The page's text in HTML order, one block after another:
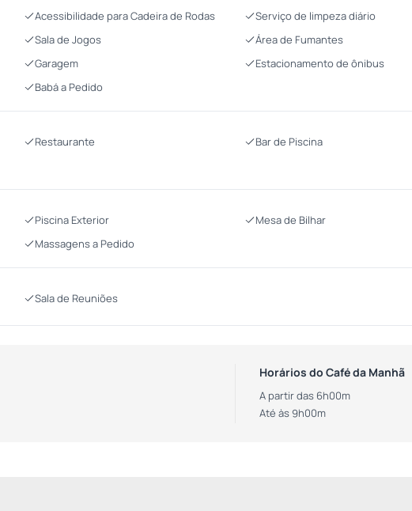
Acessibilidade para Cadeira de Rodas
Serviço de limpeza diário
Sala de Jogos
Área de Fumantes
Garagem
Estacionamento de ônibus
Babá a Pedido
Restaurante
Bar de Piscina
Piscina Exterior
Mesa de Bilhar
Massagens a Pedido
Sala de Reuniões
Horários do Café da Manhã
A partir das 6h00m
Até às 9h00m